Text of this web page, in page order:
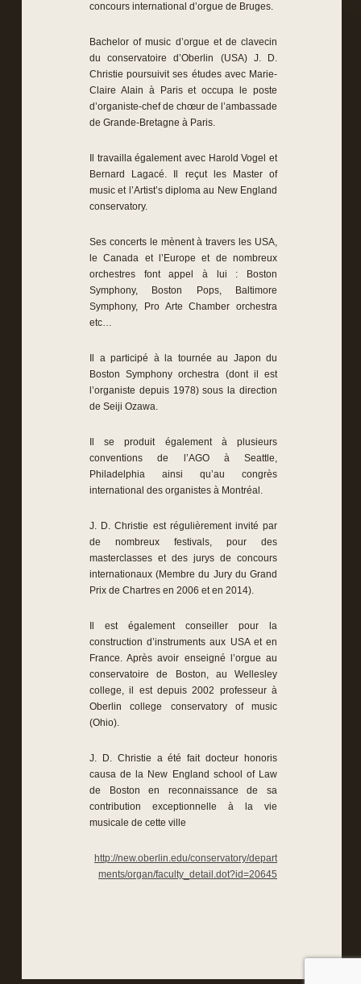
concours international d’orgue de Bruges.
Bachelor of music d’orgue et de clavecin
du conservatoire d’Oberlin (USA) J. D.
Christie poursuivit ses études avec Marie-
Claire Alain à Paris et occupa le poste
d’organiste-chef de chœur de l’ambassade
de Grande-Bretagne à Paris.
Il travailla également avec Harold Vogel et
Bernard Lagacé. Il reçut les Master of
music et l’Artist’s diploma au New England
conservatory.
Ses concerts le mènent à travers les USA,
le Canada et l’Europe et de nombreux
orchestres font appel à lui : Boston
Symphony, Boston Pops, Baltimore
Symphony, Pro Arte Chamber orchestra
etc…
Il a participé à la tournée au Japon du
Boston Symphony orchestra (dont il est
l’organiste depuis 1978) sous la direction
de Seiji Ozawa.
Il se produit également à plusieurs
conventions de l’AGO à Seattle,
Philadelphia ainsi qu’au congrès
international des organistes à Montréal.
J. D. Christie est régulièrement invité par
de nombreux festivals, pour des
masterclasses et des jurys de concours
internationaux (Membre du Jury du Grand
Prix de Chartres en 2006 et en 2014).
Il est également conseiller pour la
construction d’instruments aux USA et en
France. Après avoir enseigné l’orgue au
conservatoire de Boston, au Wellesley
college, il est depuis 2002 professeur à
Oberlin college conservatory of music
(Ohio).
J. D. Christie a été fait docteur honoris
causa de la New England school of Law
de Boston en reconnaissance de sa
contribution exceptionnelle à la vie
musicale de cette ville
http://new.oberlin.edu/conservatory/depart
ments/organ/faculty_detail.dot?id=20645